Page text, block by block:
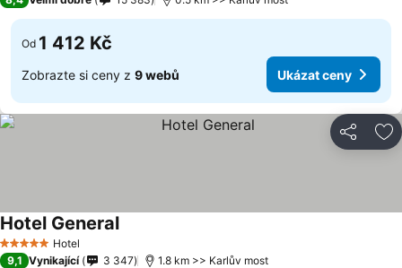
Od 1 412 Kč
Zobrazte si ceny z 9 webů Ukázat ceny
Sdílet
5 Počet hvězdiček
Hotel
Hotel General
9,1 Vynikající 3 347 1.8 km >> Karlův most